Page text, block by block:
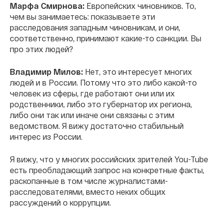
Марфа Смирнова: Европейских чиновников. То,
чем вы занимаетесь: показываете эти
расследования западным чиновникам, и они,
соответственно, принимают какие-то санкции. Вы
про этих людей?
Владимир Милов: Нет, это интересует многих
людей и в России. Потому что это либо какой-то
человек из сферы, где работают они или их
родственники, либо это губернатор их региона,
либо они так или иначе они связаны с этим
ведомством. Я вижу достаточно стабильный
интерес из России.
Я вижу, что у многих российских зрителей You-Tube
есть преобладающий запрос на конкретные факты,
раскопанные в том числе журналистами-
расследователями, вместо неких общих
рассуждений о коррупции.